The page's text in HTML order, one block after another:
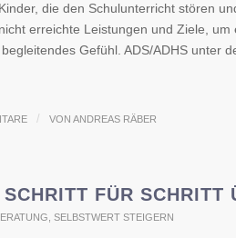
die den Schulunterricht stören
erreichte Leistungen und Ziele,
Gefühl. ADS/ADHS unter
/ VON ANDREAS RÄBER
FÜR SCHRITT
SELBSTWERT STEIGERN